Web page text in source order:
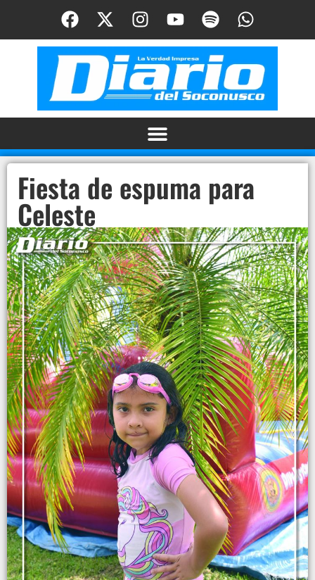
Fiesta de espuma para
Celeste